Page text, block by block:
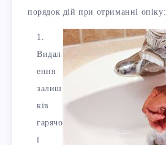
порядок дій при отриманні опіку:
Видал
ення
залиш
ків
гарячо
ї